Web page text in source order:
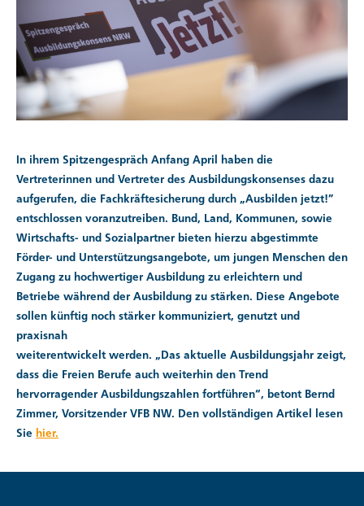
In ihrem Spitzengespräch Anfang April haben die
Vertreterinnen und Vertreter des Ausbildungskonsenses dazu
aufgerufen, die Fachkräftesicherung durch „Ausbilden jetzt!”
entschlossen voranzutreiben. Bund, Land, Kommunen, sowie
Wirtschafts- und Sozialpartner bieten hierzu abgestimmte
Förder- und Unterstützungsangebote, um jungen Menschen den
Zugang zu hochwertiger Ausbildung zu erleichtern und
Betriebe während der Ausbildung zu stärken. Diese Angebote
sollen künftig noch stärker kommuniziert, genutzt und
praxisnah
weiterentwickelt werden. „Das aktuelle Ausbildungsjahr zeigt,
dass die Freien Berufe auch weiterhin den Trend
hervorragender Ausbildungszahlen fortführen“, betont Bernd
Zimmer, Vorsitzender VFB NW. Den vollständigen Artikel lesen
Sie hier.